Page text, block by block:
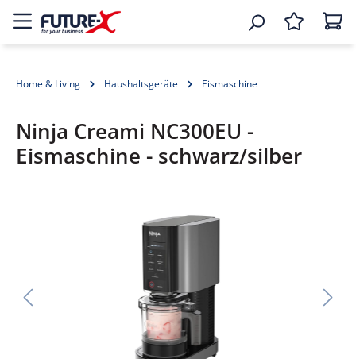
Home & Living Haushaltsgeräte Eismaschine
Ninja Creami NC300EU -
Eismaschine - schwarz/silber
Bildergalerie überspringen